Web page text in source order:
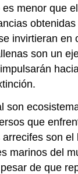
menor que
invirtieran en
son un
son
que
son el
marinos del
de que